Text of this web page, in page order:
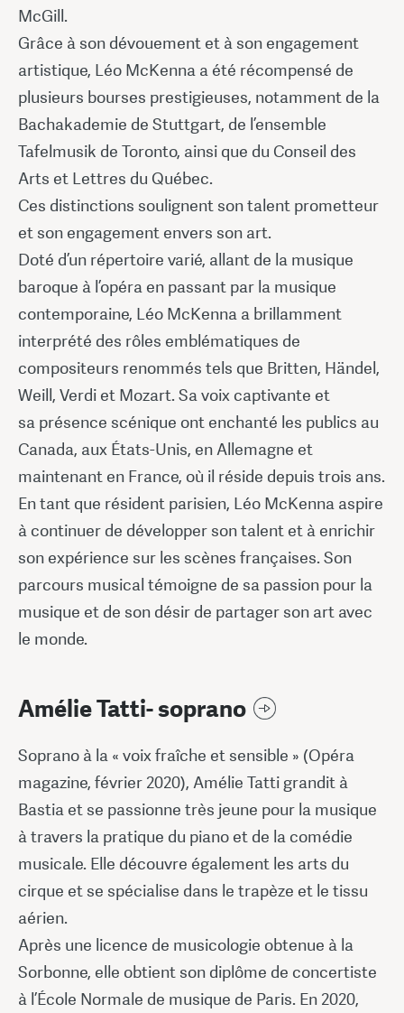
McGill.
Grâce à son dévouement et à son engagement
artistique, Léo McKenna a été récompensé de
plusieurs bourses prestigieuses, notamment de la
Bachakademie de Stuttgart, de l’ensemble
Tafelmusik de Toronto, ainsi que du Conseil des
Arts et Lettres du Québec.
Ces distinctions soulignent son talent prometteur
et son engagement envers son art.
Doté d’un répertoire varié, allant de la musique
baroque à l’opéra en passant par la musique
contemporaine, Léo McKenna a brillamment
interprété des rôles emblématiques de
compositeurs renommés tels que Britten, Händel,
Weill, Verdi et Mozart. Sa voix captivante et
sa présence scénique ont enchanté les publics au
Canada, aux États-Unis, en Allemagne et
maintenant en France, où il réside depuis trois ans.
En tant que résident parisien, Léo McKenna aspire
à continuer de développer son talent et à enrichir
son expérience sur les scènes françaises. Son
parcours musical témoigne de sa passion pour la
musique et de son désir de partager son art avec
le monde.
Amélie Tatti- soprano
Soprano à la « voix fraîche et sensible » (Opéra
magazine, février 2020), Amélie Tatti grandit à
Bastia et se passionne très jeune pour la musique
à travers la pratique du piano et de la comédie
musicale. Elle découvre également les arts du
cirque et se spécialise dans le trapèze et le tissu
aérien.
Après une licence de musicologie obtenue à la
Sorbonne, elle obtient son diplôme de concertiste
à l’École Normale de musique de Paris. En 2020,